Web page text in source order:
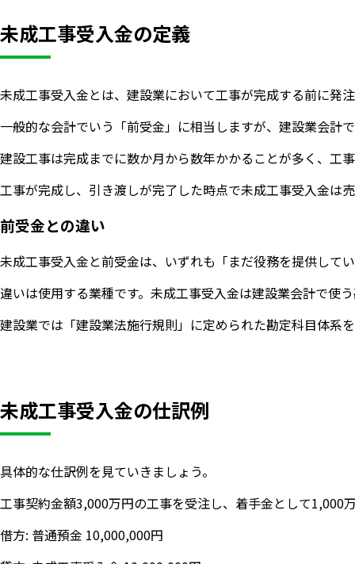
未成工事受入金の定義
未成工事受入金とは、建設業において工事が完成する前に発
一般的な会計でいう「前受金」に相当しますが、建設業会計
建設工事は完成までに数か月から数年かかることが多く、工
工事が完成し、引き渡しが完了した時点で未成工事受入金は
前受金との違い
未成工事受入金と前受金は、いずれも「まだ役務を提供して
違いは使用する業種です。未成工事受入金は建設業会計で使
建設業では「建設業法施行規則」に定められた勘定科目体系
未成工事受入金の仕訳例
具体的な仕訳例を見ていきましょう。
工事契約金額3,000万円の工事を受注し、着手金として1,000
借方: 普通預金 10,000,000円